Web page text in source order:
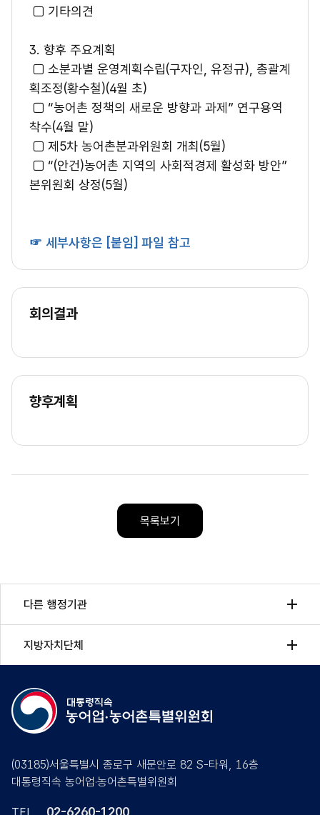
□ 기타의견
3. 향후 주요계획
□ 소분과별 운영계획수립(구자인, 유정규), 총괄계
획조정(황수철)(4월 초)
□ “농어촌 정책의 새로운 방향과 과제” 연구용역
착수(4월 말)
□ 제5차 농어촌분과위원회 개최(5월)
□ “(안건)농어촌 지역의 사회적경제 활성화 방안”
본위원회 상정(5월)
☞ 세부사항은 [붙임] 파일 참고
회의결과
향후계획
목록보기
다른 행정기관
지방자치단체
(03185)서울특별시 종로구 새문안로 82 S-타워, 16층
대통령직속 농어업·농어촌특별위원회
02-6260-1200